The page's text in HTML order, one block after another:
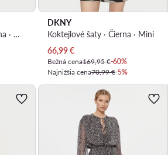
Každodenné šaty · Čierna · Mini
DKNY
Koktejlové šaty · Čierna · Mini
Aktuálna cena
66,99€
Bežná cena169,95 €-60%
Najnižšia cena70,99 €-5%